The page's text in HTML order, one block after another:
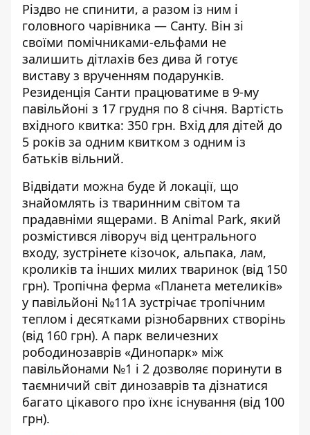
Різдво не спинити, а разом із ним і
головного чарівника — Санту. Він зі
своїми помічниками-ельфами не
залишить дітлахів без дива й готує
виставу з врученням подарунків.
Резиденція Санти працюватиме в 9-му
павільйоні з 17 грудня по 8 січня. Вартість
вхідного квитка: 350 грн. Вхід для дітей до
5 років за одним квитком з одним із
батьків вільний.
Відвідати можна буде й локації, що
знайомлять із тваринним світом та
прадавніми ящерами. В Animal Park, який
розмістився ліворуч від центрального
входу, зустрінете кізочок, альпака, лам,
кроликів та інших милих тваринок (від 150
грн). Тропічна ферма «Планета метеликів»
у павільйоні №11А зустрічає тропічним
теплом і десятками різнобарвних створінь
(від 160 грн). А парк величезних
рободинозаврів «Динопарк» між
павільйонами №1 і 2 дозволяє поринути в
таємничий світ динозаврів та дізнатися
багато цікавого про їхнє існування (від 100
грн).